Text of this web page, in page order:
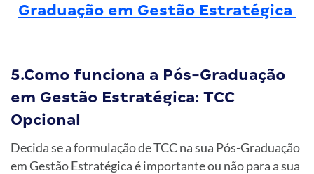
Graduação em Gestão Estratégica
5.Como funciona a Pós-Graduação
em Gestão Estratégica: TCC
Opcional
Decida se a formulação de TCC na sua Pós-Graduação
em Gestão Estratégica é importante ou não para a sua